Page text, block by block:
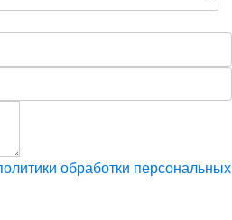
обработки персональных